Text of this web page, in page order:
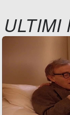
ULTIMI